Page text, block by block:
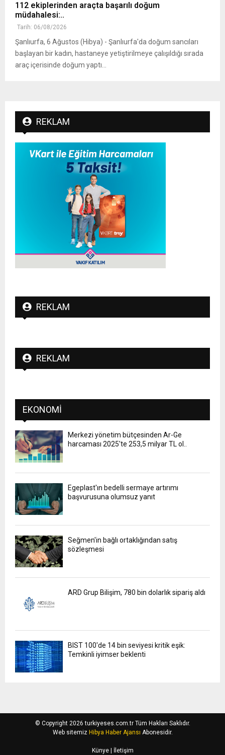
112 ekiplerinden araçta başarılı doğum
müdahalesi:..
Tarih: 06/08/2026
Şanlıurfa, 6 Ağustos (Hibya) - Şanlıurfa'da doğum sancıları
başlayan bir kadın, hastaneye yetiştirilmeye çalışıldığı sırada
araç içerisinde doğum yaptı...
REKLAM
REKLAM
REKLAM
EKONOMI
Merkezi yönetim bütçesinden Ar-Ge
harcaması 2025'te 253,5 milyar TL ol..
Egeplast'ın bedelli sermaye artırımı
başvurusuna olumsuz yanıt
Seğmen'in bağlı ortaklığından satış
sözleşmesi
ARD Grup Bilişim, 780 bin dolarlık sipariş aldı
BIST 100'de 14 bin seviyesi kritik eşik:
Temkinli iyimser beklenti
© Copyright 2026 turkiyeses.com.tr Tüm Hakları Saklıdır.
Web sitemiz Hibya Haber Ajansı Abonesidir.
Künye| İletişim